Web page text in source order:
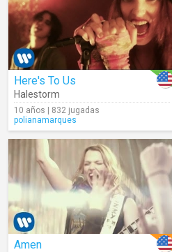
Here's To Us
Halestorm
10 años | 832 jugadas
polianamarques
Amen